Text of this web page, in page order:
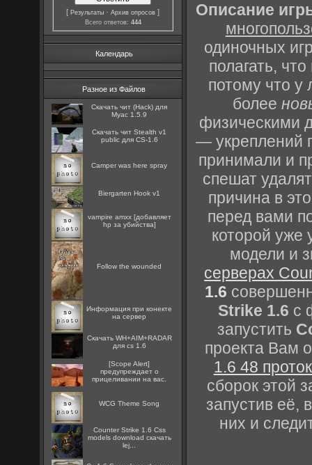
[Результаты ·Архив опросов ]
Всего ответов: 444
Календарь
Разное из Файлов
Скачать чит (Hack) для
Myac 1.5.9
Скачать чит Stealth v1
public для CS-1.6
Camper was here spray
Biergarten Hook v1
vampire amxx [добавляет
hp за убийства]
Follow the wounded
Информация при конекте
на сервер
Скачать WH+AIM+RADAR
для cs 1.6
[Scope Alert]
предупреждает о
прицеливании на вас.
WCG Theme Song
Counter Strike 1.6 Css
models download скачать
lej...
Описание
одиночных
полагать,
потому что
более
физическими
— укреплений
принимали и
спешат
причина в
перед вами
которой уже
модели и
серверах
1.6
Strike 1.6 с
запустить
проекта Вам
1.6 48
сборок этой
запустив её,
них и